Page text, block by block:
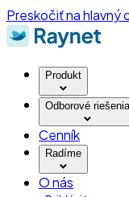
Preskočiť na hlavný
Produkt
Odborové riešenia
Cenník
Radíme
O nás